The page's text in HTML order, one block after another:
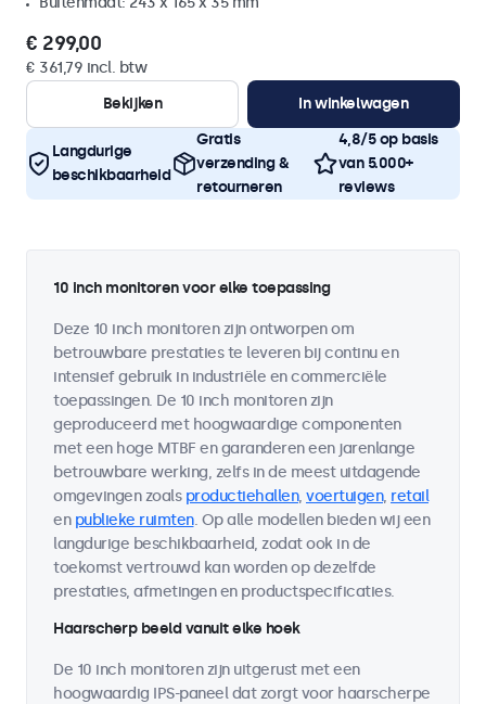
€ 299,00
€ 361,79 incl. btw
Bekijken
In winkelwagen
Langdurige
beschikbaarheid
Gratis
verzending &
retourneren
4,8/5 op basis
van 5.000+
reviews
10 inch monitoren voor elke toepassing
Deze 10 inch monitoren zijn ontworpen om
betrouwbare prestaties te leveren bij continu en
intensief gebruik in industriële en commerciële
toepassingen. De 10 inch monitoren zijn
geproduceerd met hoogwaardige componenten
met een hoge MTBF en garanderen een jarenlange
betrouwbare werking, zelfs in de meest uitdagende
omgevingen zoals productiehallen, voertuigen, retail
en publieke ruimten. Op alle modellen bieden wij een
langdurige beschikbaarheid, zodat ook in de
toekomst vertrouwd kan worden op dezelfde
prestaties, afmetingen en productspecificaties.
Haarscherp beeld vanuit elke hoek
De 10 inch monitoren zijn uitgerust met een
hoogwaardig IPS-paneel dat zorgt voor haarscherpe